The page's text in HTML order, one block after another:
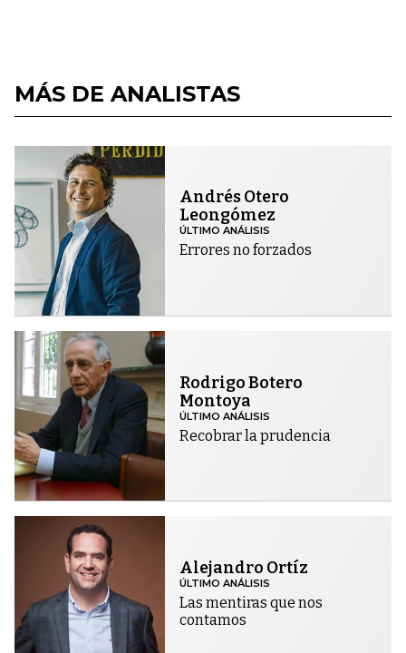
MÁS DE ANALISTAS
Andrés Otero
Leongómez
ÚLTIMO ANÁLISIS
Errores no forzados
Rodrigo Botero
Montoya
ÚLTIMO ANÁLISIS
Recobrar la prudencia
Alejandro Ortíz
ÚLTIMO ANÁLISIS
Las mentiras que nos
contamos